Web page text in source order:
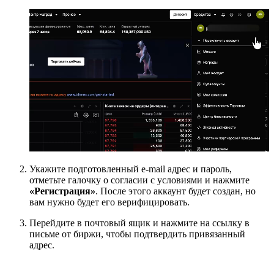
Укажите подготовленный e-mail адрес и пароль,
отметьте галочку о согласии с условиями и нажмите
«Регистрация». После этого аккаунт будет создан, но
вам нужно будет его верифицировать.
Перейдите в почтовый ящик и нажмите на ссылку в
письме от биржи, чтобы подтвердить привязанный
адрес.